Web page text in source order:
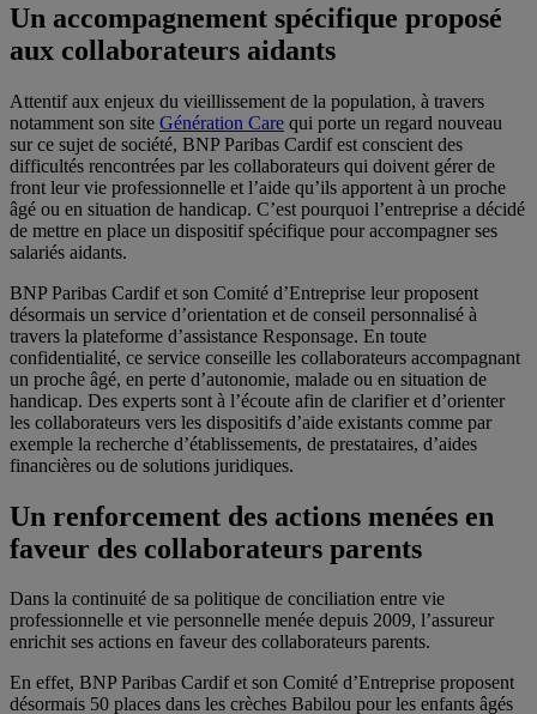
Un accompagnement spécifique proposé
aux collaborateurs aidants
Attentif aux enjeux du vieillissement de la population, à travers
notamment son site Génération Care qui porte un regard nouveau
sur ce sujet de société, BNP Paribas Cardif est conscient des
difficultés rencontrées par les collaborateurs qui doivent gérer de
front leur vie professionnelle et l’aide qu’ils apportent à un proche
âgé ou en situation de handicap. C’est pourquoi l’entreprise a décidé
de mettre en place un dispositif spécifique pour accompagner ses
salariés aidants.
BNP Paribas Cardif et son Comité d’Entreprise leur proposent
désormais un service d’orientation et de conseil personnalisé à
travers la plateforme d’assistance Responsage. En toute
confidentialité, ce service conseille les collaborateurs accompagnant
un proche âgé, en perte d’autonomie, malade ou en situation de
handicap. Des experts sont à l’écoute afin de clarifier et d’orienter
les collaborateurs vers les dispositifs d’aide existants comme par
exemple la recherche d’établissements, de prestataires, d’aides
financières ou de solutions juridiques.
Un renforcement des actions menées en
faveur des collaborateurs parents
Dans la continuité de sa politique de conciliation entre vie
professionnelle et vie personnelle menée depuis 2009, l’assureur
enrichit ses actions en faveur des collaborateurs parents.
En effet, BNP Paribas Cardif et son Comité d’Entreprise proposent
désormais 50 places dans les crèches Babilou pour les enfants âgés